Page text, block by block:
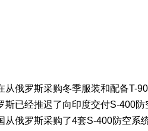
罗斯采购冬季服装和配备T-90
斯已经推迟了向印度交付S-400
俄罗斯采购了4套S-400防空系